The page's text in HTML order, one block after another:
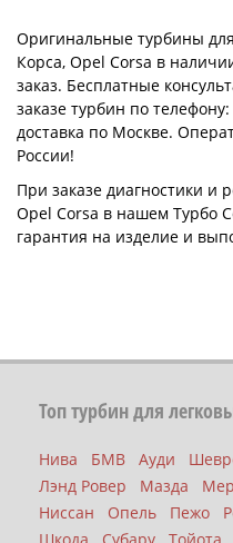
Оригинальные турбины
Корса, Opel Corsa в
заказ. Бесплатные
заказе турбин по
доставка по Москве.
России!
При заказе диагностики и
Opel Corsa в нашем Турбо
гарантия на изделие и
Топ турбин для
Нива БМВ Ауди
Лэнд Ровер
Мазда
Ниссан
Опель Пежо